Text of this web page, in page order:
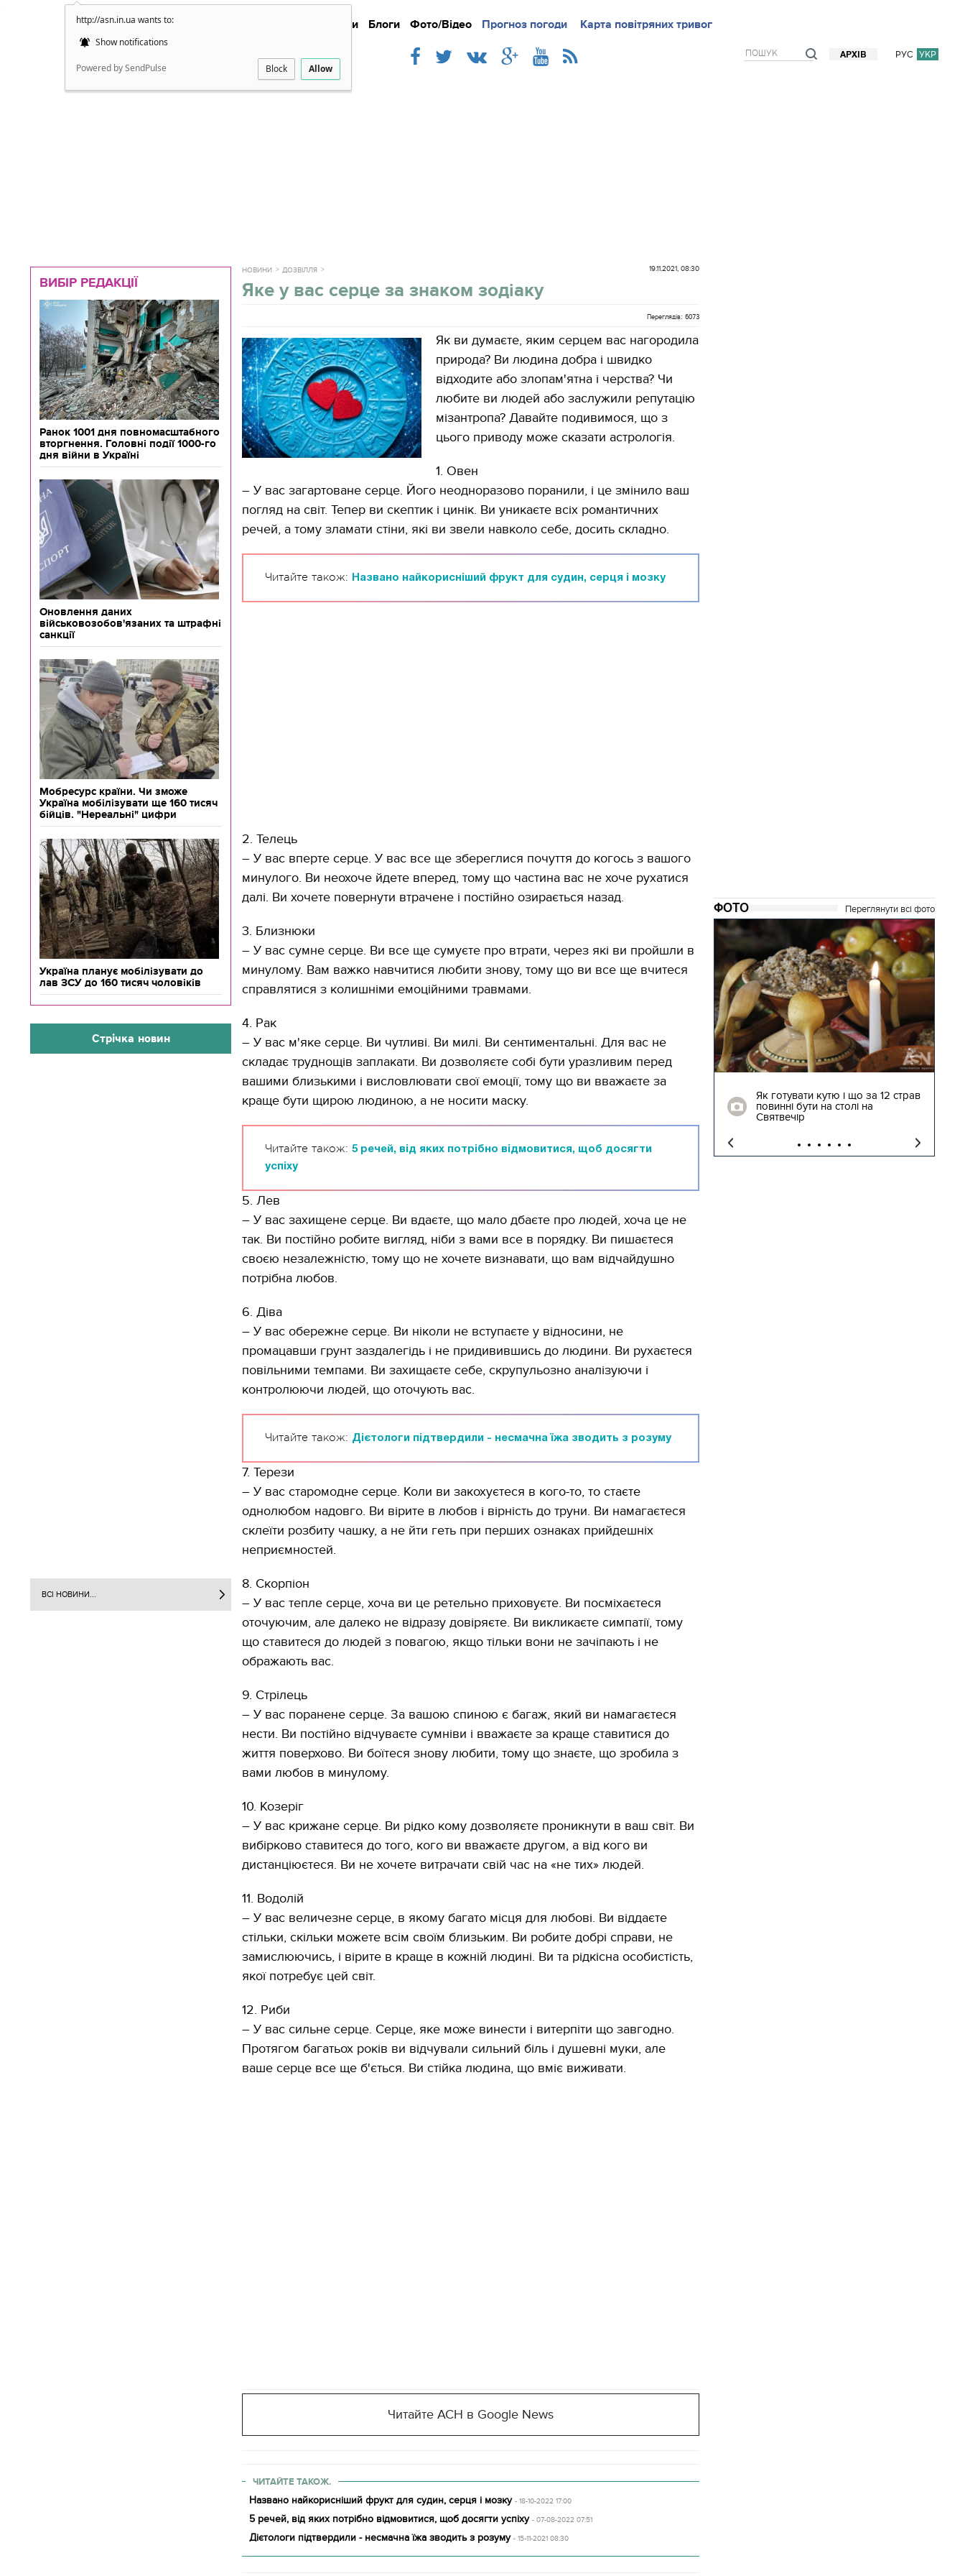
http://asn.in.ua wants to:
Show notifications
Powered by SendPulse Block Allow
Новини Блоги Фото/Відео Прогноз погоди Карта повітряних тривог
РУС УКР
АРХІВ
Докладно Новини Iнтерв`ю Блоги
ВИБІР РЕДАКЦІЇ
Ранок 1001 дня повномасштабного
вторгнення. Головні події 1000-го
дня війни в Україні
Оновлення даних
військовозобов'язаних та штрафні
санкції
Мобресурс країни. Чи зможе
Україна мобілізувати ще 160 тисяч
бійців. "Нереальні" цифри
Україна планує мобілізувати до
лав ЗСУ до 160 тисяч чоловіків
Стрічка новин
ВСІ НОВИНИ...
НОВИНИ ДОЗВІЛЛЯ 19.11.2021, 08:30
Яке у вас серце за знаком зодіаку
Переглядів: 6073
Як ви думаєте, яким серцем вас нагородила
природа? Ви людина добра і швидко
відходите або злопам'ятна і черства? Чи
любите ви людей або заслужили репутацію
мізантропа? Давайте подивимося, що з
цього приводу може сказати астрологія.
1. Овен
– У вас загартоване серце. Його неодноразово поранили, і це змінило ваш
погляд на світ. Тепер ви скептик і цинік. Ви уникаєте всіх романтичних
речей, а тому зламати стіни, які ви звели навколо себе, досить складно.
Читайте також: Названо найкорисніший фрукт для судин, серця і мозку
2. Телець
– У вас вперте серце. У вас все ще збереглися почуття до когось з вашого
минулого. Ви неохоче йдете вперед, тому що частина вас не хоче рухатися
далі. Ви хочете повернути втрачене і постійно озирається назад.
3. Близнюки
– У вас сумне серце. Ви все ще сумуєте про втрати, через які ви пройшли в
минулому. Вам важко навчитися любити знову, тому що ви все ще вчитеся
справлятися з колишніми емоційними травмами.
4. Рак
– У вас м'яке серце. Ви чутливі. Ви милі. Ви сентиментальні. Для вас не
складає труднощів заплакати. Ви дозволяєте собі бути уразливим перед
вашими близькими і висловлювати свої емоції, тому що ви вважаєте за
краще бути щирою людиною, а не носити маску.
Читайте також: 5 речей, від яких потрібно відмовитися, щоб досягти
успіху
5. Лев
– У вас захищене серце. Ви вдаєте, що мало дбаєте про людей, хоча це не
так. Ви постійно робите вигляд, ніби з вами все в порядку. Ви пишаєтеся
своєю незалежністю, тому що не хочете визнавати, що вам відчайдушно
потрібна любов.
6. Діва
– У вас обережне серце. Ви ніколи не вступаєте у відносини, не
промацавши грунт заздалегідь і не придивившись до людини. Ви рухаєтеся
повільними темпами. Ви захищаєте себе, скрупульозно аналізуючи і
контролюючи людей, що оточують вас.
Читайте також: Дієтологи підтвердили - несмачна їжа зводить з розуму
7. Терези
– У вас старомодне серце. Коли ви закохуєтеся в кого-то, то стаєте
однолюбом надовго. Ви вірите в любов і вірність до труни. Ви намагаєтеся
склеїти розбиту чашку, а не йти геть при перших ознаках прийдешніх
неприємностей.
8. Скорпіон
– У вас тепле серце, хоча ви це ретельно приховуєте. Ви посміхаєтеся
оточуючим, але далеко не відразу довіряєте. Ви викликаєте симпатії, тому
що ставитеся до людей з повагою, якщо тільки вони не зачіпають і не
ображають вас.
9. Стрілець
– У вас поранене серце. За вашою спиною є багаж, який ви намагаєтеся
нести. Ви постійно відчуваєте сумніви і вважаєте за краще ставитися до
життя поверхово. Ви боїтеся знову любити, тому що знаєте, що зробила з
вами любов в минулому.
10. Козеріг
– У вас крижане серце. Ви рідко кому дозволяєте проникнути в ваш світ. Ви
вибірково ставитеся до того, кого ви вважаєте другом, а від кого ви
дистанціюєтеся. Ви не хочете витрачати свій час на «не тих» людей.
11. Водолій
– У вас величезне серце, в якому багато місця для любові. Ви віддаєте
стільки, скільки можете всім своїм близьким. Ви робите добрі справи, не
замислюючись, і вірите в краще в кожній людині. Ви та рідкісна особистість,
якої потребує цей світ.
12. Риби
– У вас сильне серце. Серце, яке може винести і витерпіти що завгодно.
Протягом багатьох років ви відчували сильний біль і душевні муки, але
ваше серце все ще б'ється. Ви стійка людина, що вміє виживати.
Читайте АСН в Google News
ЧИТАЙТЕ ТАКОЖ.
Названо найкорисніший фрукт для судин, серця і мозку - 18-10-2022 17:00
5 речей, від яких потрібно відмовитися, щоб досягти успіху - 07-08-2022 07:51
Дієтологи підтвердили - несмачна їжа зводить з розуму - 15-11-2021 08:30
ФОТО Переглянути всі фото
11.10.2017 | 16:22
Як готувати кутю і що за 12 страв
повинні бути на столі на
Святвечір